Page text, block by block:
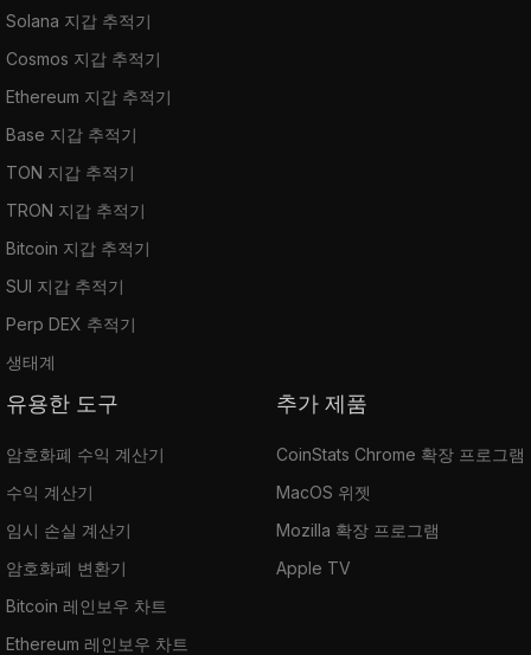
Solana 지갑 추적기
Cosmos 지갑 추적기
Ethereum 지갑 추적기
Base 지갑 추적기
TON 지갑 추적기
TRON 지갑 추적기
Bitcoin 지갑 추적기
SUI 지갑 추적기
Perp DEX 추적기
생태계
유용한 도구
암호화폐 수익 계산기
수익 계산기
임시 손실 계산기
암호화폐 변환기
Bitcoin 레인보우 차트
Ethereum 레인보우 차트
추가 제품
CoinStats Chrome 확장 프로그램
MacOS 위젯
Mozilla 확장 프로그램
Apple TV